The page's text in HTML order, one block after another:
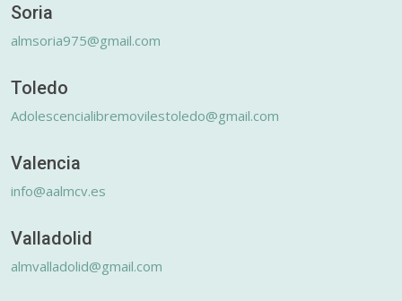
Soria
almsoria975@gmail.com
Toledo
Adolescencialibremovilestoledo@gmail.com
Valencia
info@aalmcv.es
Valladolid
almvalladolid@gmail.com